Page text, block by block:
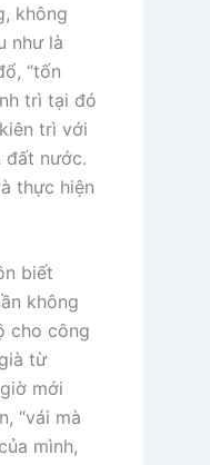
không
như là
“tốn
trì tại đó
trì với
đất nước.
thực hiện
biết
không
cho công
từ
mới
“vái mà
mình,